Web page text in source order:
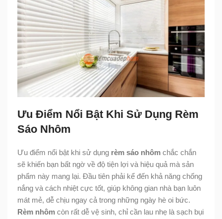
Ưu Điểm Nổi Bật Khi Sử Dụng Rèm
Sáo Nhôm
Ưu điểm nổi bật khi sử dụng rèm sáo nhôm chắc chắn
sẽ khiến bạn bất ngờ về độ tiện lợi và hiệu quả mà sản
phẩm này mang lại. Đầu tiên phải kể đến khả năng chống
nắng và cách nhiệt cực tốt, giúp không gian nhà bạn luôn
mát mẻ, dễ chịu ngay cả trong những ngày hè oi bức.
Rèm nhôm còn rất dễ vệ sinh, chỉ cần lau nhẹ là sạch bụi